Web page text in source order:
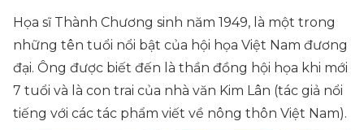
Họa sĩ Thành Chương sinh năm 1949, là một trong
những tên tuổi nổi bật của hội họa Việt Nam đương
đại. Ông được biết đến là thần đồng hội họa khi mới
7 tuổi và là con trai của nhà văn Kim Lân (tác giả nổi
tiếng với các tác phẩm viết về nông thôn Việt Nam).